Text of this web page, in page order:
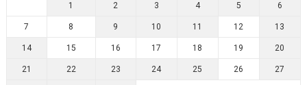
1
2 3 4 5 6
7 8 9 10 11 12 13
14 15 16 17 18 19 20
21 22 23 24 25 26 27